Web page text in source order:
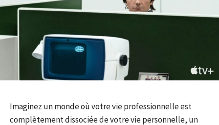
Imaginez un monde où votre vie professionnelle est
complètement dissociée de votre vie personnelle, un